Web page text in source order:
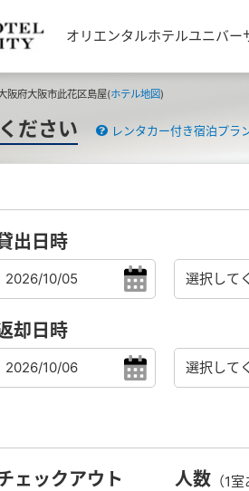
オリエンタルホテルユニバ
阪府大阪市此花区島屋(ホテル地図)
ださい レンタカー付き宿泊プラ
出日時
却日時
ェックアウト 人数 （1